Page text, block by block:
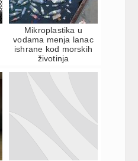
Mikroplastika u
vodama menja lanac
ishrane kod morskih
životinja